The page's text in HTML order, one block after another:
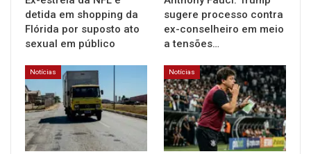
detida em shopping da
Flórida por suposto ato
sexual em público
sugere processo contra
ex-conselheiro em meio
a tensões…
Notícias Notícias